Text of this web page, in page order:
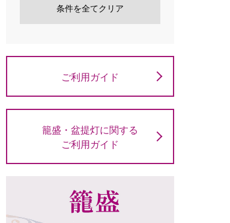
条件を全てクリア
ご利用ガイド
籠盛・盆提灯に関する
ご利用ガイド